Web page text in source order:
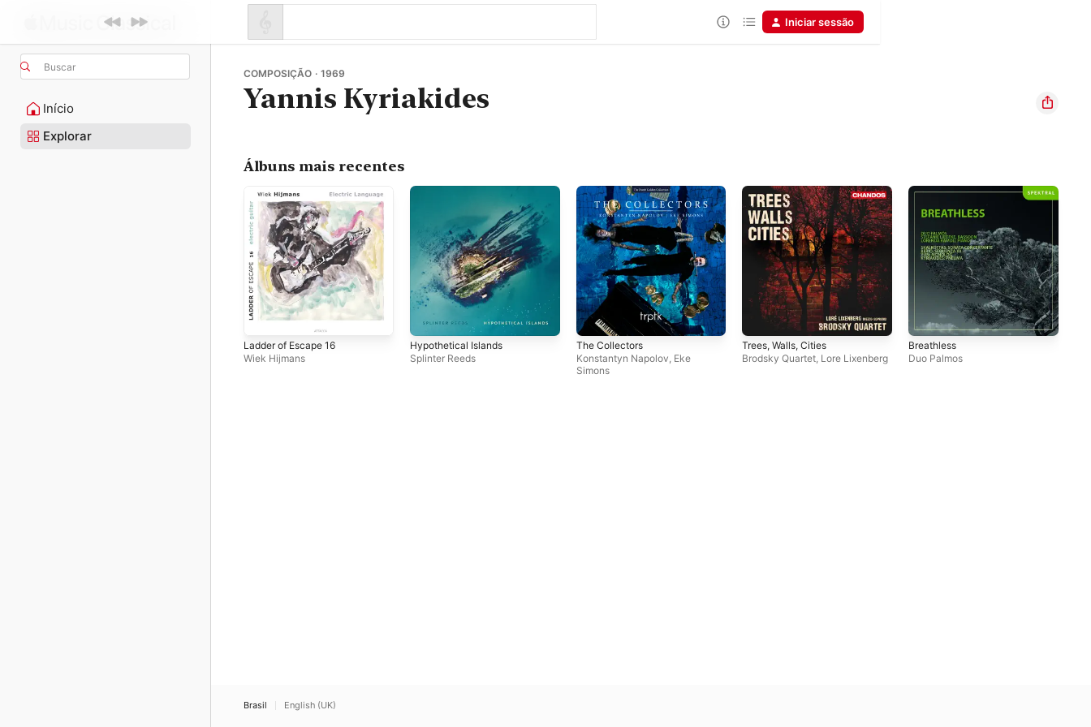
Buscar
Início
Explorar
Iniciar sessão
COMPOSIÇÃO · 1969
Yannis Kyriakides
Álbuns mais recentes
Ladder of Escape 16
Wiek Hijmans
Hypothetical Islands
Splinter Reeds
The Collectors
Konstantyn Napolov Eke
Simons
Trees, Walls, Cities
Brodsky Quartet Lore Lixenberg
Breathless
Duo Palmos
Brasil English (UK)